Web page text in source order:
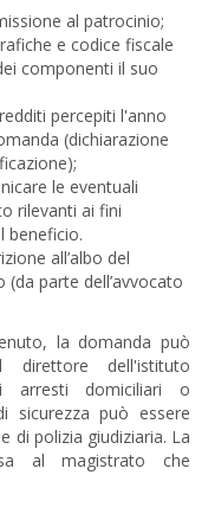
al patrocinio;
e codice fiscale
componenti il suo
percepiti l'anno
(dichiarazione
le eventuali
rilevanti ai fini
beneficio.
all’albo del
parte dell’avvocato
la domanda può
direttore dell'istituto
arresti domiciliari o
sicurezza può essere
di polizia giudiziaria. La
al magistrato che